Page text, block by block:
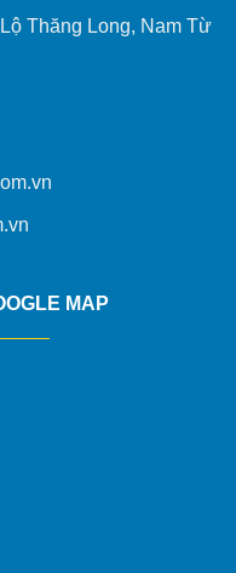
Thăng Long, Nam Từ
MAP